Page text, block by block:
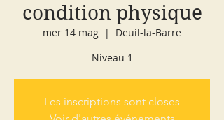
condition physique
mer 14 mag
  |
Deuil-la-Barre
Niveau 1
Les inscriptions sont closes